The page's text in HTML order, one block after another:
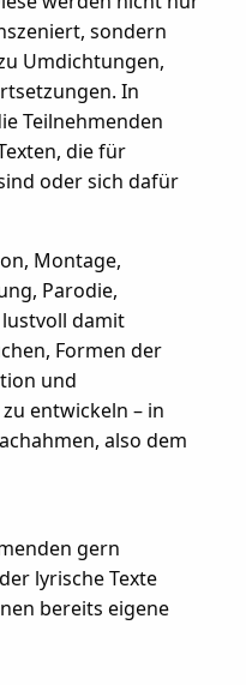
sondern
Umdichtungen,
In
Teilnehmenden
die für
oder sich dafür
Montage,
Parodie,
damit
Formen der
und
entwickeln – in
also dem
gern
lyrische Texte
bereits eigene